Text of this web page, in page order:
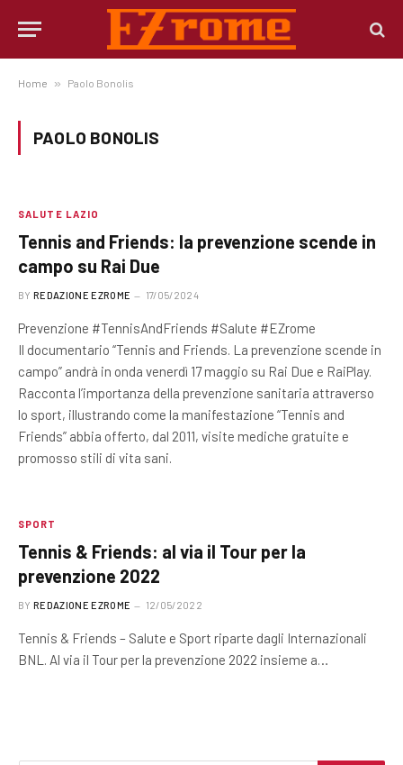
Home » Paolo Bonolis
PAOLO BONOLIS
SALUTE LAZIO
Tennis and Friends: la prevenzione scende in
campo su Rai Due
BY REDAZIONE EZROME 17/05/2024
Prevenzione #TennisAndFriends #Salute #EZrome
Il documentario “Tennis and Friends. La prevenzione scende in
campo” andrà in onda venerdì 17 maggio su Rai Due e RaiPlay.
Racconta l’importanza della prevenzione sanitaria attraverso
lo sport, illustrando come la manifestazione “Tennis and
Friends” abbia offerto, dal 2011, visite mediche gratuite e
promosso stili di vita sani.
SPORT
Tennis & Friends: al via il Tour per la
prevenzione 2022
BY REDAZIONE EZROME 12/05/2022
Tennis & Friends – Salute e Sport riparte dagli Internazionali
BNL. Al via il Tour per la prevenzione 2022 insieme a…